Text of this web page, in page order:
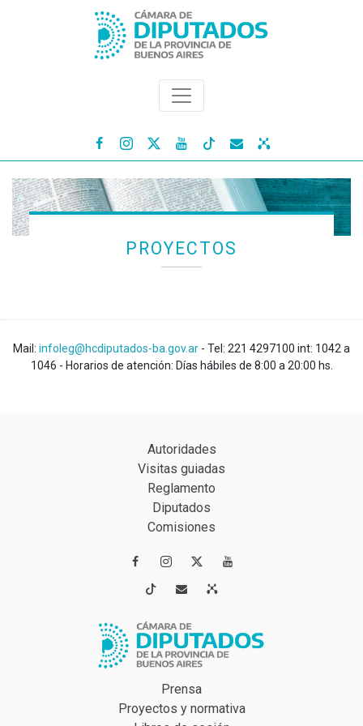
   
PROYECTOS
Mail: infoleg@hcdiputados-ba.gov.ar - Tel: 221 4297100 int: 1042 a
1046 - Horarios de atención: Días hábiles de 8:00 a 20:00 hs.
Autoridades
Visitas guiadas
Reglamento
Diputados
Comisiones
 
 
Prensa
Proyectos y normativa